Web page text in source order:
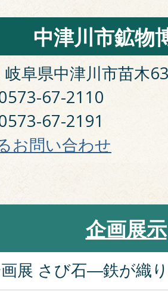
中津川市鉱物
阜県中津川市苗木
67-2110
67-2191
お問い合わせ
企画展示
展 さび石―鉄が織